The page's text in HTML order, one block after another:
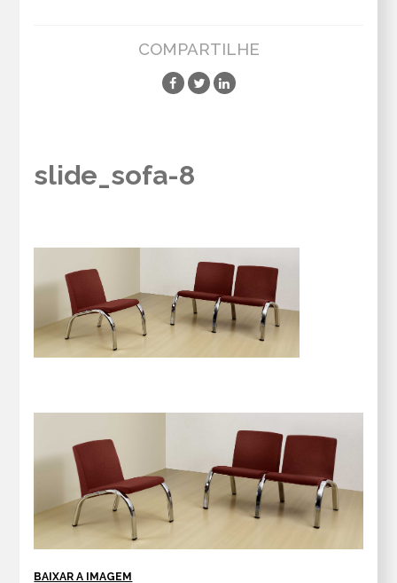
COMPARTILHE
slide_sofa-8
BAIXAR A IMAGEM